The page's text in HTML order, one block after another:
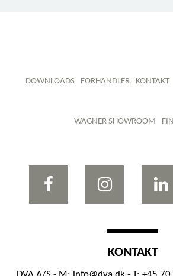
DOWNLOADS FORHANDLER KONTAKT
WAGNER SHOWROOM
KONTAKT